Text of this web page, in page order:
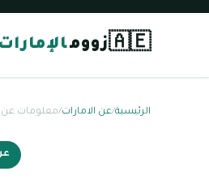
🇦🇪زوومالإمارات
الرئيسية/عن الامارات/معلومات عن